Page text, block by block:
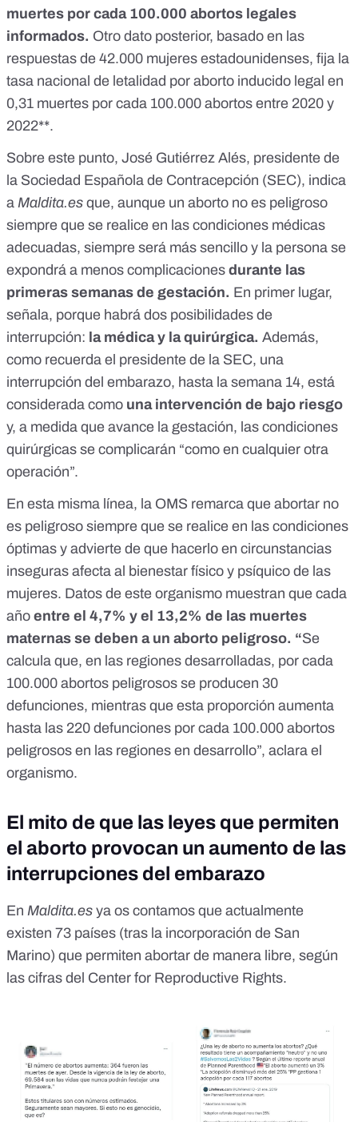
muertes por cada 100.000 abortos legales
informados. Otro dato posterior, basado en las
respuestas de 42.000 mujeres estadounidenses, fija la
tasa nacional de letalidad por aborto inducido legal en
0,31 muertes por cada 100.000 abortos entre 2020 y
2022**.
Sobre este punto, José Gutiérrez Alés, presidente de
la Sociedad Española de Contracepción (SEC), indica
a Maldita.es que, aunque un aborto no es peligroso
siempre que se realice en las condiciones médicas
adecuadas, siempre será más sencillo y la persona se
expondrá a menos complicaciones durante las
primeras semanas de gestación. En primer lugar,
señala, porque habrá dos posibilidades de
interrupción: la médica y la quirúrgica. Además,
como recuerda el presidente de la SEC, una
interrupción del embarazo, hasta la semana 14, está
considerada como una intervención de bajo riesgo
y, a medida que avance la gestación, las condiciones
quirúrgicas se complicarán “como en cualquier otra
operación”.
En esta misma línea, la OMS remarca que abortar no
es peligroso siempre que se realice en las condiciones
óptimas y advierte de que hacerlo en circunstancias
inseguras afecta al bienestar físico y psíquico de las
mujeres. Datos de este organismo muestran que cada
año entre el 4,7% y el 13,2% de las muertes
maternas se deben a un aborto peligroso. “Se
calcula que, en las regiones desarrolladas, por cada
100.000 abortos peligrosos se producen 30
defunciones, mientras que esta proporción aumenta
hasta las 220 defunciones por cada 100.000 abortos
peligrosos en las regiones en desarrollo”, aclara el
organismo.
El mito de que las leyes que permiten
el aborto provocan un aumento de las
interrupciones del embarazo
En Maldita.es ya os contamos que actualmente
existen 73 países (tras la incorporación de San
Marino) que permiten abortar de manera libre, según
las cifras del Center for Reproductive Rights.